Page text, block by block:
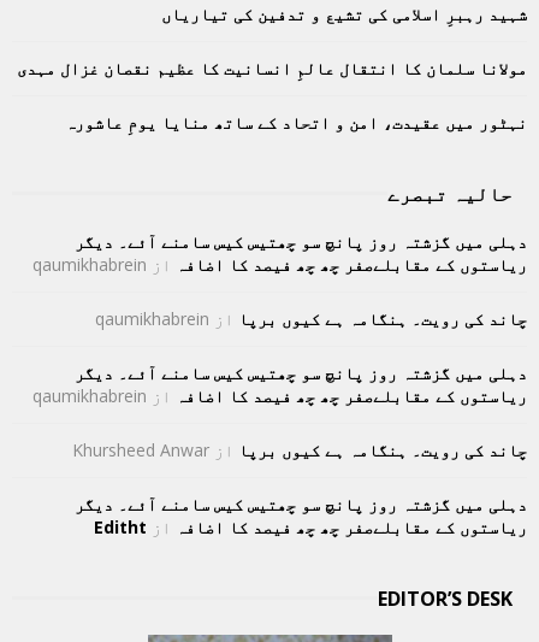
C
H
شہید رہبرِ اسلامی کی تشیع و تدفین کی تیاریاں
مولانا سلمان کا انتقال عالمِ انسانیت کا عظیم نقصان غزال مہدی
نہٹور میں عقیدت، امن و اتحاد کے ساتھ منایا یومِ عاشورہ
حالیہ تبصرے
دہلی میں گزشتہ روز پانچ سو چھتیس کیس سامنے آئے۔ دیگر
ریاستوں کے مقابلےصفر چھ چھ فیصد کا اضافہ از qaumikhabrein
چاند کی رویت۔ ہنگامہ ہے کیوں برپا از qaumikhabrein
دہلی میں گزشتہ روز پانچ سو چھتیس کیس سامنے آئے۔ دیگر
ریاستوں کے مقابلےصفر چھ چھ فیصد کا اضافہ از qaumikhabrein
چاند کی رویت۔ ہنگامہ ہے کیوں برپا از Khursheed Anwar
دہلی میں گزشتہ روز پانچ سو چھتیس کیس سامنے آئے۔ دیگر
ریاستوں کے مقابلےصفر چھ چھ فیصد کا اضافہ از Editht
EDITOR’S DESK